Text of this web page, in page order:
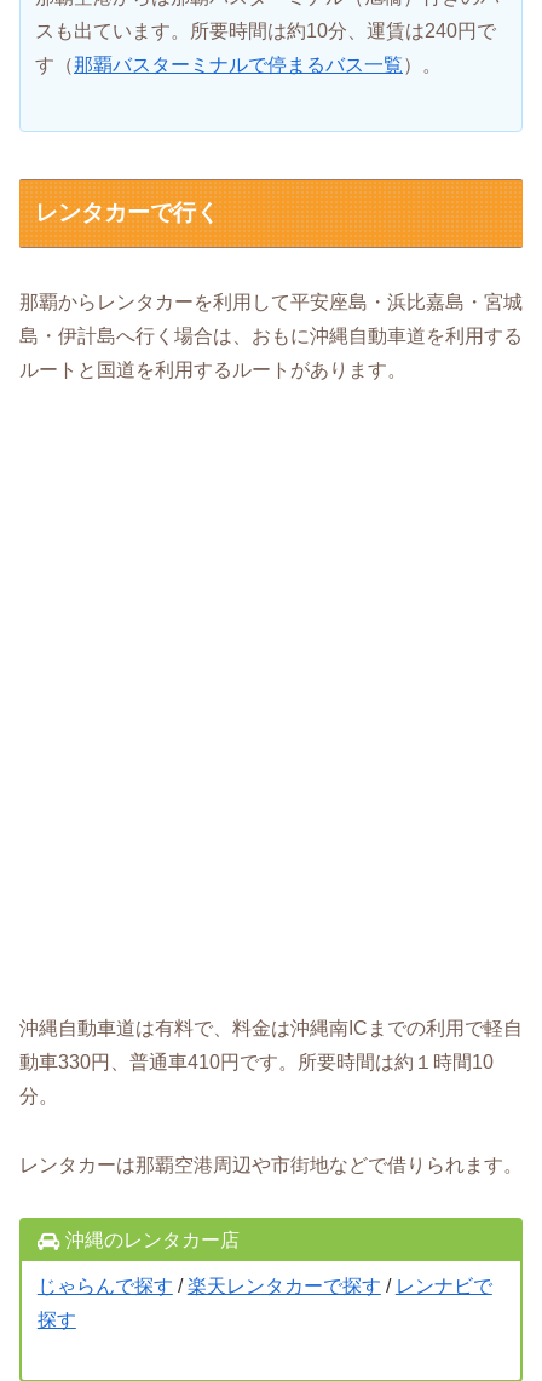
スも出ています。所要時間は約10分、運賃は240円で
す（那覇バスターミナルで停まるバス一覧）。
レンタカーで行く
那覇からレンタカーを利用して平安座島・浜比嘉島・宮城
島・伊計島へ行く場合は、おもに沖縄自動車道を利用する
ルートと国道を利用するルートがあります。
沖縄自動車道は有料で、料金は沖縄南ICまでの利用で軽自
動車330円、普通車410円です。所要時間は約１時間10
分。
レンタカーは那覇空港周辺や市街地などで借りられます。
沖縄のレンタカー店
じゃらんで探す /楽天レンタカーで探す / レンナビで
探す